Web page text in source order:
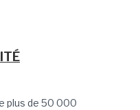
plus de 50 000